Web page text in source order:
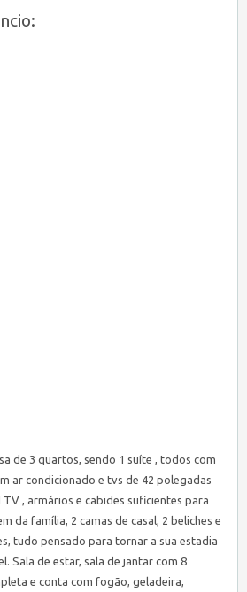
de 3 quartos, sendo 1 suíte , todos com
ar condicionado e tvs de 42 polegadas
, armários e cabides suficientes para
da família, 2 camas de casal, 2 beliches e
tudo pensado para tornar a sua estadia
Sala de estar, sala de jantar com 8
e conta com fogão, geladeira,